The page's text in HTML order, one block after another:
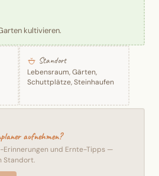
kultivieren.
Standort
Lebensraum, Gärten,
Schuttplätze, Steinhaufen
aufnehmen?
Erinnerungen und Ernte-Tipps —
Standort.